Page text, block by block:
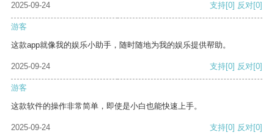
2025-09-24 支持[0] 反对[0]
游客
这款app就像我的娱乐小助手，随时随地为我的娱乐提供帮助。
2025-09-24 支持[0] 反对[0]
游客
这款软件的操作非常简单，即使是小白也能快速上手。
2025-09-24 支持[0] 反对[0]